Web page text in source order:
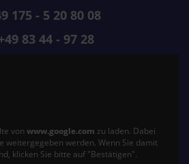
175 - 5 20 80 08
83 44 - 97 28
von www.google.com zu laden. Dabei
weitergegeben werden. Wenn Sie damit
klicken Sie bitte auf "Bestätigen".